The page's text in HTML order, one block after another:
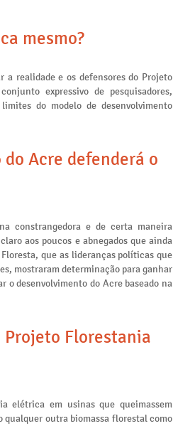
mesmo?
a realidade e os defensores do Projeto
expressivo de pesquisadores,
do modelo de desenvolvimento
Acre defenderá o
constrangedora e de certa maneira
aos poucos e abnegados que ainda
que as lideranças políticas que
mostraram determinação para ganhar
o desenvolvimento do Acre baseado na
Florestania
elétrica em usinas que queimassem
outra biomassa florestal como